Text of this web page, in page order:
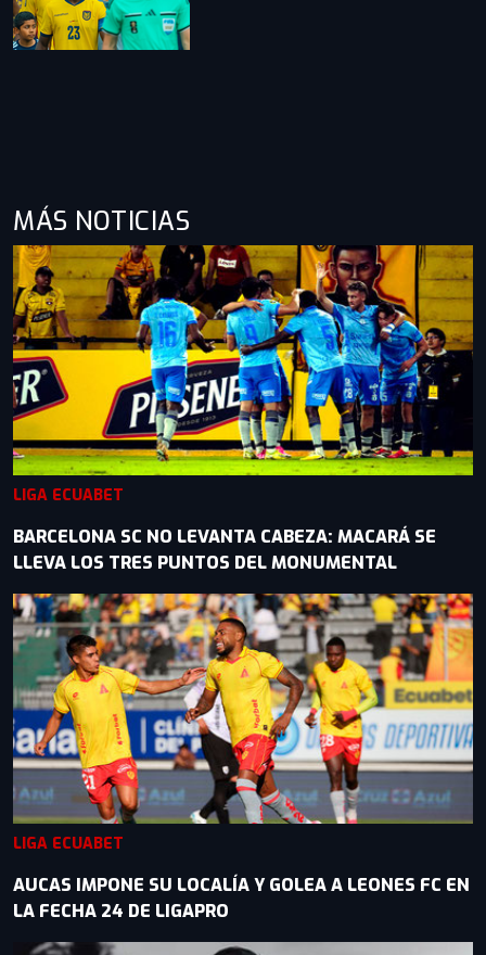
MÁS NOTICIAS
LIGA ECUABET
BARCELONA SC NO LEVANTA CABEZA: MACARÁ SE
LLEVA LOS TRES PUNTOS DEL MONUMENTAL
LIGA ECUABET
AUCAS IMPONE SU LOCALÍA Y GOLEA A LEONES FC EN
LA FECHA 24 DE LIGAPRO